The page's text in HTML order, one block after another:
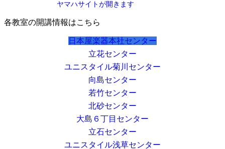
ヤマハサイトが開きます
各教室の開講情報はこちら
日本屋楽器本社センター
立花センター
ユニスタイル菊川センター
向島センター
若竹センター
北砂センター
大島６丁目センター
立石センター
ユニスタイル浅草センター